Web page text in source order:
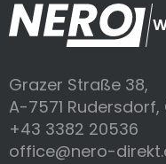
Grazer Straße 38,
A-7571
+43 3382 20536
office@nero-